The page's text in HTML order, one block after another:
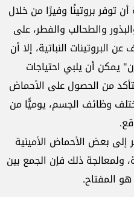
توفر بروتينًا وفيرًا من خلال
والطحالب والفطر، على
البروتينات النباتية، إلا أن
يمكن أن يلبي احتياجات
من الحصول على الأحماض
وظائف الجسم، يوميًّا من
إلى بعض الأحماض الأمينية
ولمعالجة ذلك فإن الجمع بين
هو المفتاح.